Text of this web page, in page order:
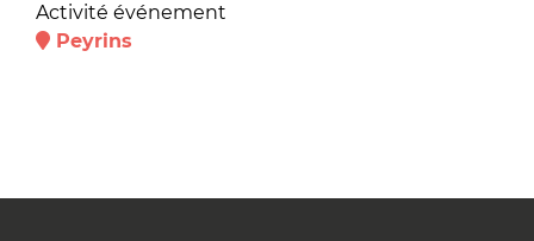
Activité événement
Peyrins